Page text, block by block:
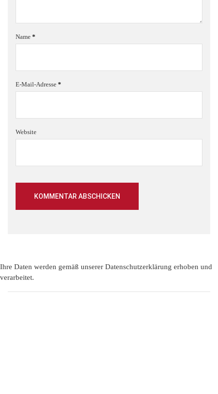
Name *
E-Mail-Adresse *
Website
Ihre Daten werden gemäß unserer Datenschutzerklärung erhoben und
verarbeitet.